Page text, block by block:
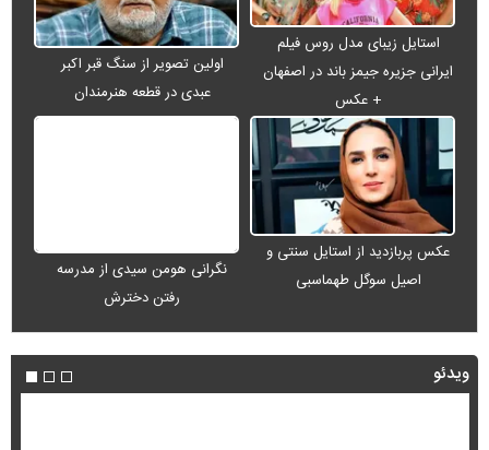
استایل زیبای مدل روس فیلم
ایرانی جزیره جیمز باند در اصفهان
+ عکس
اولین تصویر از سنگ قبر اکبر
عبدی در قطعه هنرمندان
عکس پربازدید از استایل سنتی و
اصیل سوگل طهماسبی
نگرانی هومن سیدی از مدرسه